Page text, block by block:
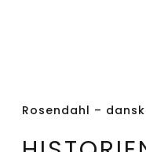
Rosendahl –